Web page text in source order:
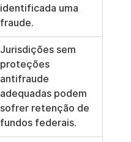
identificada uma
fraude.
Jurisdições sem
proteções
antifraude
adequadas podem
sofrer retenção de
fundos federais.